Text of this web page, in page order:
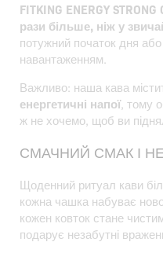
FITKING ENERGY STRONG
рази більше, ніж у
потужний початок дня
навантаженням.
Важливо: наша кава
енергетичні напої, тому
ж не хочемо, щоб ви
СМАЧНИЙ СМАК І
Щоденний ритуал кави
кожна чашка набуває
кожен ковток стане
подарує незабутні